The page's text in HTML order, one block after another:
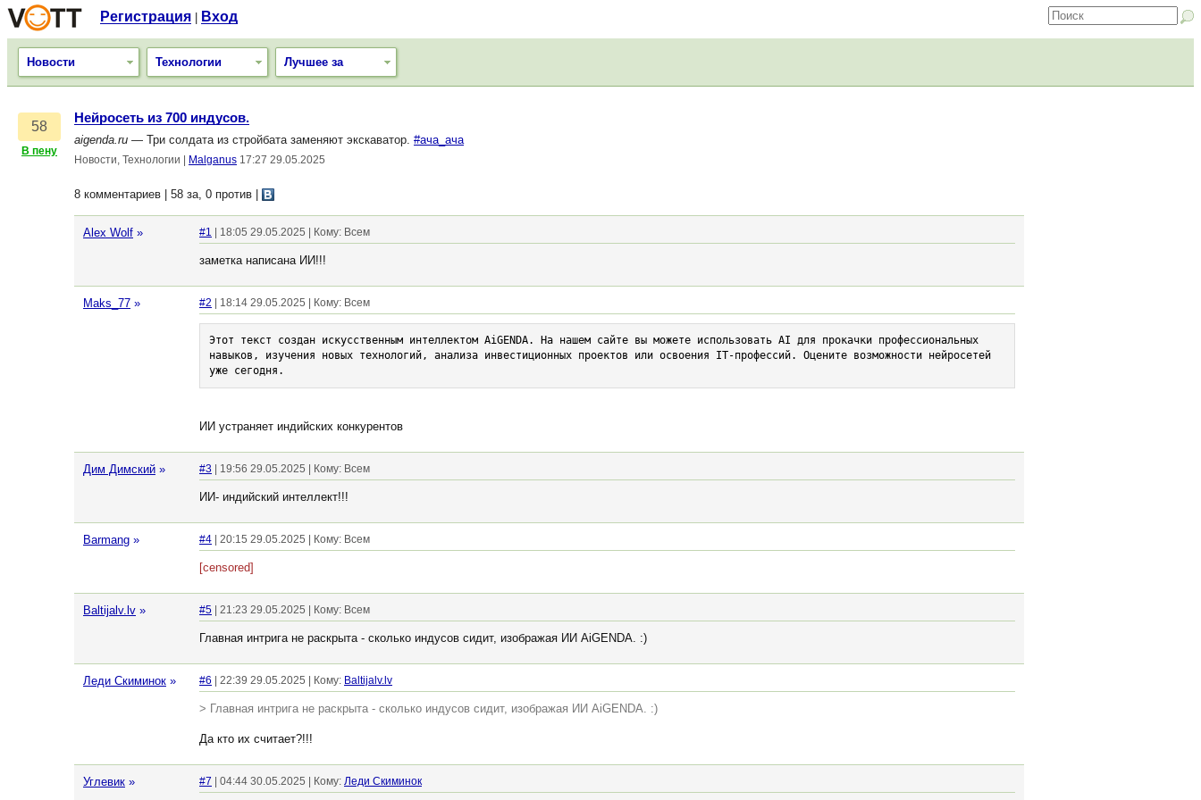
Регистрация Вход
Новости Технологии Лучшее за
58
В пену
Нейросеть из 700 индусов.
aigenda.ru — Три солдата из стройбата заменяют экскаватор. #ача_ача
Новости, Технологии Malganus 17:27 29.05.2025
8 комментариев | 58 за, 0 против
Alex Wolf » #1 | 18:05 29.05.2025 | Кому: Всем
заметка написана ИИ!!!
Maks_77 » #2 | 18:14 29.05.2025 | Кому: Всем
Этот текст создан искусственным интеллектом AiGENDA. На нашем сайте вы можете использовать AI для прокачки профессиональных
навыков, изучения новых технологий, анализа инвестиционных проектов или освоения IT-профессий. Оцените возможности нейросетей
уже сегодня.
ИИ устраняет индийских конкурентов
Дим Димский » #3 | 19:56 29.05.2025 | Кому: Всем
ИИ- индийский интеллект!!!
Barmang » #4 | 20:15 29.05.2025 | Кому: Всем
[censored]
Baltijalv.lv » #5 | 21:23 29.05.2025 | Кому: Всем
Главная интрига не раскрыта - сколько индусов сидит, изображая ИИ AiGENDA. :)
Леди Скиминок » #6 | 22:39 29.05.2025 | Кому: Baltijalv.lv
> Главная интрига не раскрыта - сколько индусов сидит, изображая ИИ AiGENDA. :)
Да кто их считает?!!!
Углевик » #7 | 04:44 30.05.2025 | Кому: Леди Скиминок